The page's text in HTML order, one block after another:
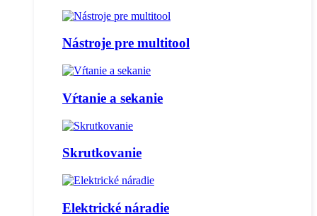
Nástroje pre multitool
Vŕtanie a sekanie
Skrutkovanie
Elektrické náradie